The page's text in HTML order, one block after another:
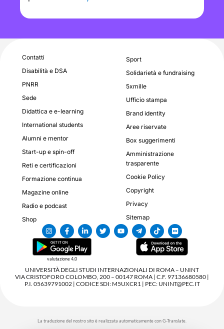
Contatti
Disabilità e DSA
PNRR
Sede
Didattica e e-learning
International students
Alumni e mentor
Start-up e spin-off
Reti e certificazioni
Formazione continua
Magazine online
Radio e podcast
Shop
Sport
Solidarietà e fundraising
5xmille
Ufficio stampa
Brand identity
Aree riservate
Box suggerimenti
Amministrazione
trasparente
Cookie Policy
Copyright
Privacy
Sitemap
valutazione 4,0
UNIVERSITÀ DEGLI STUDI INTERNAZIONALI DI ROMA – UNINT
VIA CRISTOFORO COLOMBO, 200 – 00147 ROMA | C.F. 97136680580 |
P.I. 05639791002 | CODICE SDI: M5UXCR1 | PEC: UNINT@PEC.IT
La traduzione del nostro sito è realizzata automaticamente con G-Translate.